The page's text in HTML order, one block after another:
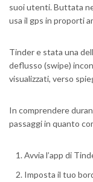
suoi utenti. Buttata
usa il gps in proporti
Tinder e stata una
deflusso (swipe)
visualizzati, verso
In comprendere
passaggi in quanto
Avvia l’app di
Imposta il tuo